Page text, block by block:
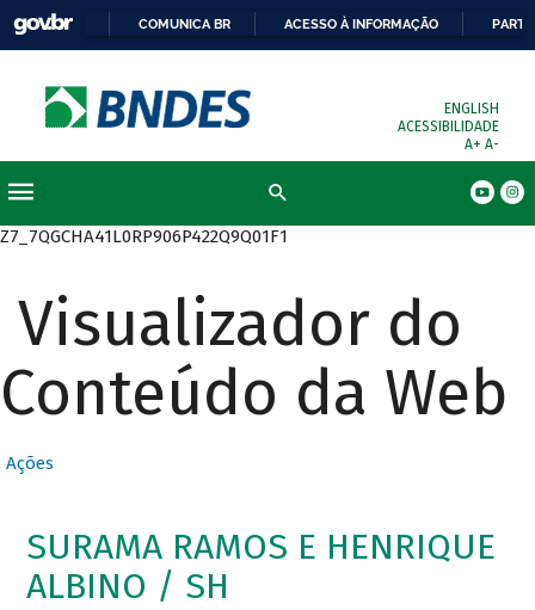
COMUNICA BR ACESSO À INFORMAÇÃO
ENGLISH
ACESSIBILIDADE
A+ A-
Z7_7QGCHA41L0RP906P422Q9Q01F1
Visualizador do
Conteúdo da Web
Ações
SURAMA RAMOS E HENRIQUE
ALBINO / SH